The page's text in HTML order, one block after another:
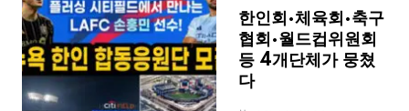
한인회·체육회·축구
협회·월드컵위원회
등 4개단체가 뭉쳤
다